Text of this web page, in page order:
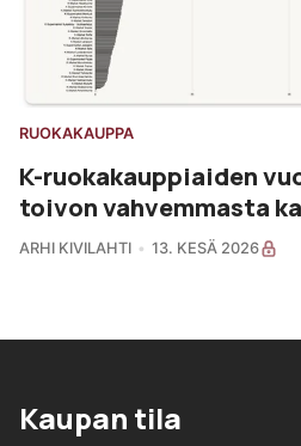
RUOKAKAUPPA
K-ruokakauppiaiden
toivon vahvemmasta
ARHI KIVILAHTI 13. KESÄ 2026
Kaupan tila